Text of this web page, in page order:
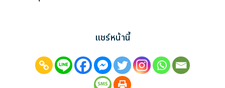
แชร์หน้านี้